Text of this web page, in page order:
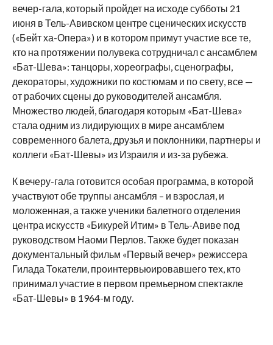
вечер-гала, который пройдет на исходе субботы 21
июня в Тель-Авивском центре сценических искусств
(«Бейт ха-Опера») и в котором примут участие все те,
кто на протяжении полувека сотрудничал с ансамблем
«Бат-Шева»: танцоры, хореографы, сценографы,
декораторы, художники по костюмам и по свету, все —
от рабочих сцены до руководителей ансамбля.
Множество людей, благодаря которым «Бат-Шева»
стала одним из лидирующих в мире ансамблем
современного балета, друзья и поклонники, партнеры и
коллеги «Бат-Шевы» из Израиля и из-за рубежа.
К вечеру-гала готовится особая программа, в которой
участвуют обе труппы ансамбля – и взрослая, и
моложенная, а также ученики балетного отделения
центра искусств «Бикурей Итим» в Тель-Авиве под
руководством Наоми Перлов. Также будет показан
документальный фильм «Первый вечер» режиссера
Гилада Токатели, проинтервьюировавшего тех, кто
принимал участие в первом премьерном спектакле
«Бат-Шевы» в 1964-м году.